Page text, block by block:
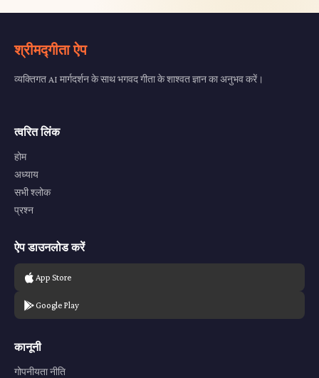
श्रीमद्गीता ऐप
व्यक्तिगत AI मार्गदर्शन के साथ भगवद गीता के शाश्वत ज्ञान का अनुभव करें।
त्वरित लिंक
होम
अध्याय
सभी श्लोक
प्रश्न
ऐप डाउनलोड करें
App Store
Google Play
कानूनी
गोपनीयता नीति